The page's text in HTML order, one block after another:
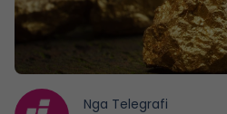
Nga Telegrafi